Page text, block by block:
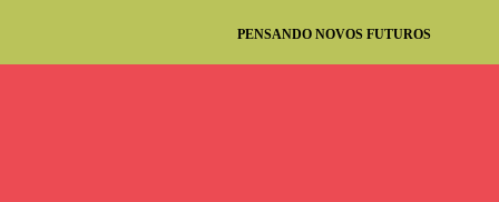
PENSANDO NOVOS FUTUROS